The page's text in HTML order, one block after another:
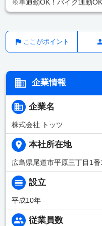
※車通勤OK！バイク通勤OK
ここがポイント
企業情報
企業名
株式会社 トッツ
本社所在地
広島県尾道市平原三丁目1
設立
平成10年
従業員数